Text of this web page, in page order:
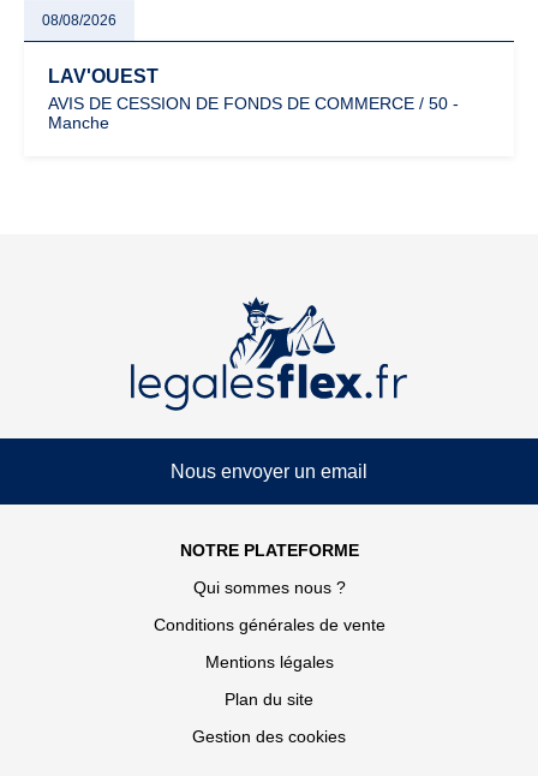
08/08/2026
LAV'OUEST
AVIS DE CESSION DE FONDS DE COMMERCE / 50 -
Manche
Nous envoyer un email
NOTRE PLATEFORME
Qui sommes nous ?
Conditions générales de vente
Mentions légales
Plan du site
Gestion des cookies